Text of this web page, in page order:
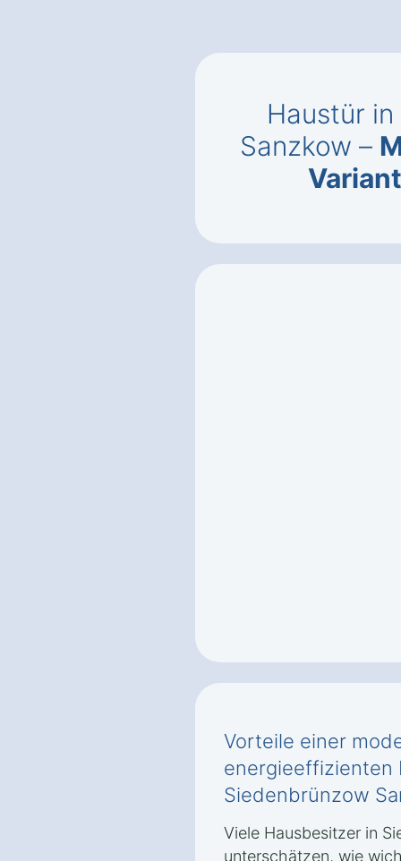
Haustür
Sanzkow –
Vorteile einer
energieeffizienten
Siedenbrünzow
Viele Hausbesitzer in
unterschätzen, wie